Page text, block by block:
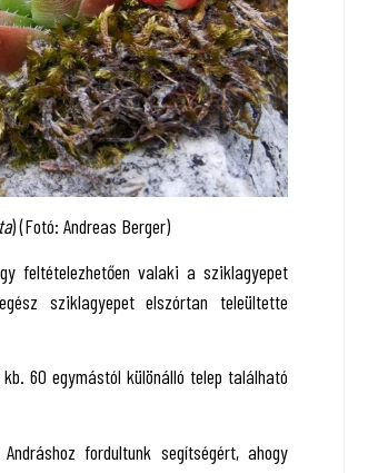
) (Fotó: Andreas Berger)
feltételezhetően valaki a sziklagyepet
sziklagyepet elszórtan teleültette
60 egymástól különálló telep található
fordultunk segítségért, ahogy